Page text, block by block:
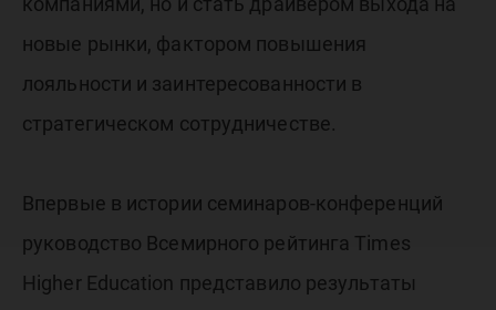
новые рынки, фактором повышения
лояльности и заинтересованности в
стратегическом сотрудничестве.
Впервые в истории семинаров-конференций
руководство Всемирного рейтинга Times
Higher Education представило результаты